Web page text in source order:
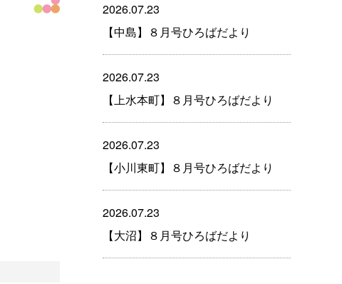
2026.07.23
【中島】８月号ひろばだより
2026.07.23
【上水本町】８月号ひろばだより
2026.07.23
【小川東町】８月号ひろばだより
2026.07.23
【大沼】８月号ひろばだより